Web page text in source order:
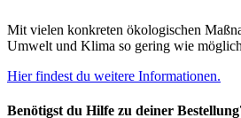
Mit vielen konkreten ökologischen
Umwelt und Klima so gering wie
Hier findest du weitere Informationen.
Benötigst du Hilfe zu deiner